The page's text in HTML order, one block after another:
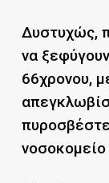
Δυστυχώς,
να
66χρονου,